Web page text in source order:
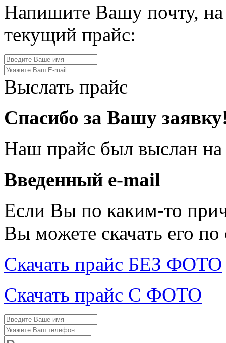
Напишите Вашу почту,
текущий прайс:
Выслать прайс
Спасибо за Вашу
Наш прайс был выслан
Введенный e-mail
Если Вы по каким-то
Вы можете скачать его
Скачать прайс БЕЗ ФОТО
Скачать прайс С ФОТО